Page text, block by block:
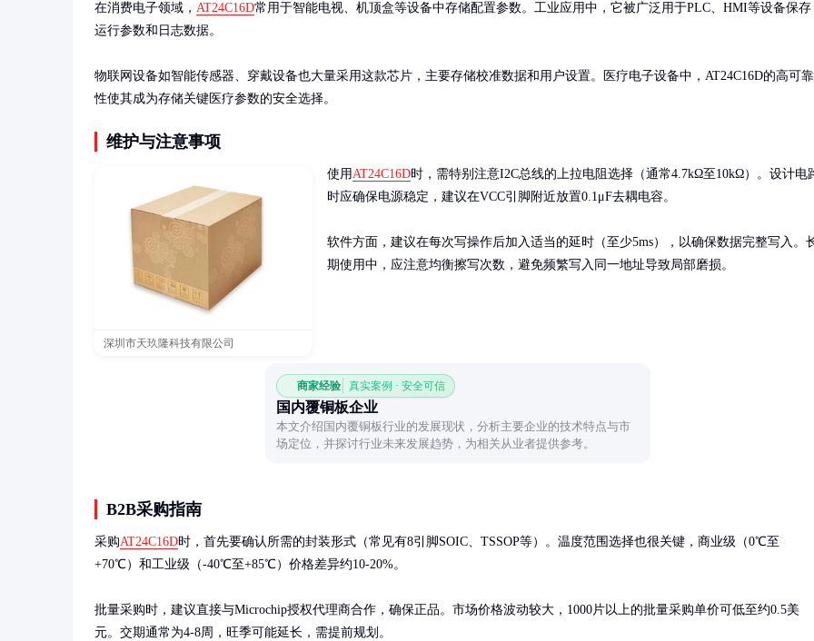
在消费电子领域， AT24C16D常用于智能电视、机顶盒等设备中存储配置参数。工业应用中，它被广泛用于PLC、HMI等设备保存
运行参数和日志数据。
物联网设备如智能传感器、穿戴设备也大量采用这款芯片，主要存储校准数据和用户设置。医疗电子设备中，AT24C16D的高可靠
性使其成为存储关键医疗参数的安全选择。
维护与注意事项
深圳市天玖隆科技有限公司
使用AT24C16D时，需特别注意I2C总线的上拉电阻选择（通常4.7kΩ至10kΩ）。设计电
时应确保电源稳定，建议在VCC引脚附近放置0.1μF去耦电容。
软件方面，建议在每次写操作后加入适当的延时（至少5ms），以确保数据完整写入。
期使用中，应注意均衡擦写次数，避免频繁写入同一地址导致局部磨损。
商家经验 真实案例 · 安全可信
国内覆铜板企业
本文介绍国内覆铜板行业的发展现状，分析主要企业的技术特点与市
场定位，并探讨行业未来发展趋势，为相关从业者提供参考。
B2B采购指南
采购AT24C16D时，首先要确认所需的封装形式（常见有8引脚SOIC、TSSOP等）。温度范围选择也很关键，商业级（0℃至
+70℃）和工业级（-40℃至+85℃）价格差异约10-20%。
批量采购时，建议直接与Microchip授权代理商合作，确保正品。市场价格波动较大，1000片以上的批量采购单价可低至约0.5美
元。交期通常为4-8周，旺季可能延长，需提前规划。